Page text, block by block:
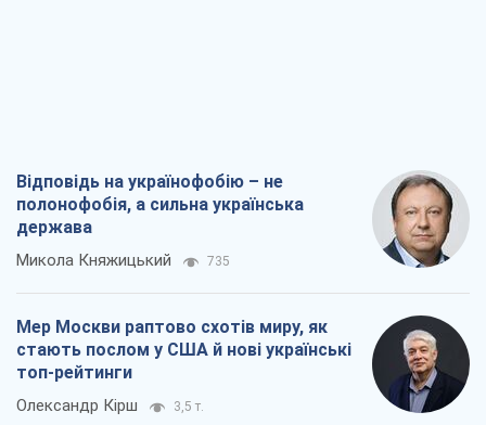
Відповідь на українофобію – не
полонофобія, а сильна українська
держава
Микола Княжицький 735
Мер Москви раптово схотів миру, як
стають послом у США й нові українські
топ-рейтинги
Олександр Кірш 3,5 т.